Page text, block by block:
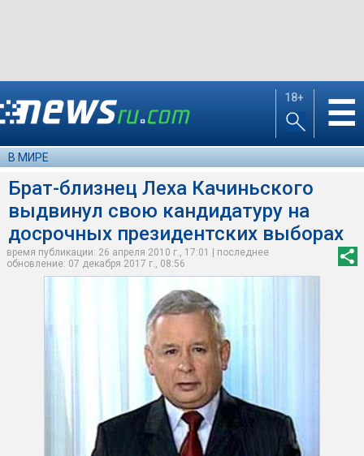
18+ ☰
В МИРЕ
Брат-близнец Леха Качиньского
выдвинул свою кандидатуру на
досрочных президентских выборах
время публикации: 26 апреля 2010 г., 17:01 | последнее
обновление: 07 декабря 2017 г., 08:56